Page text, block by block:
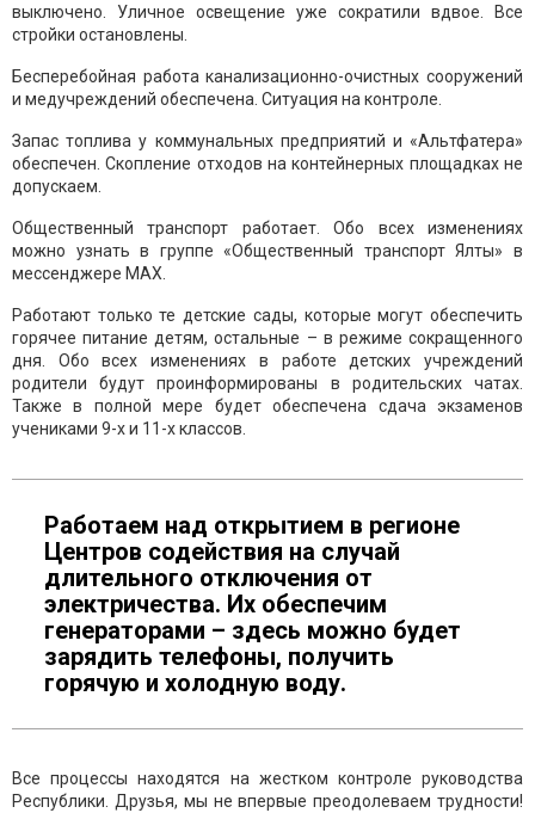
выключено. Уличное освещение уже сократили вдвое. Все
стройки остановлены.
Бесперебойная работа канализационно-очистных сооружений
и медучреждений обеспечена. Ситуация на контроле.
Запас топлива у коммунальных предприятий и «Альтфатера»
обеспечен. Скопление отходов на контейнерных площадках не
допускаем.
Общественный транспорт работает. Обо всех изменениях
можно узнать в группе «Общественный транспорт Ялты» в
мессенджере МАХ.
Работают только те детские сады, которые могут обеспечить
горячее питание детям, остальные – в режиме сокращенного
дня. Обо всех изменениях в работе детских учреждений
родители будут проинформированы в родительских чатах.
Также в полной мере будет обеспечена сдача экзаменов
учениками 9-х и 11-х классов.
Работаем над открытием в регионе
Центров содействия на случай
длительного отключения от
электричества. Их обеспечим
генераторами – здесь можно будет
зарядить телефоны, получить
горячую и холодную воду.
Все процессы находятся на жестком контроле руководства
Республики. Друзья, мы не впервые преодолеваем трудности!